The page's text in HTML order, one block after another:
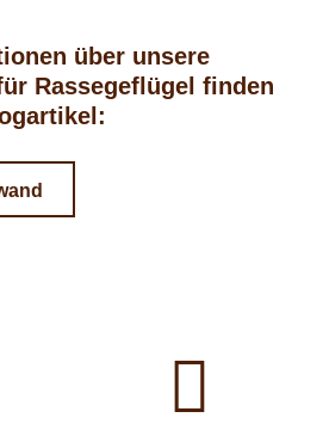
über unsere
Rassegeflügel finden
